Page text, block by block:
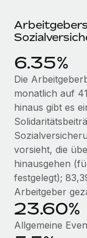
Frag unsere
Hilfe von
Background-
Einfacheres
Compliance
Lückenlose
Globale
Geräten
Gründung von
Schnelle,
Remote
Beratung
FALLSTUDIEN
So hat der
Remote um
Weaviate auf
Open-Source-
Mehr
Reverse
Informationen
Hol dir
Alle
BLOG
Globale Payroll
EOR und PEO
Contractor
Steuern
6.35%
Die
monatlich auf
hinaus gibt es
vorsieht, die
hinausgehen
festgelegt);
Arbeitgeber
23.60%
Allgemeine